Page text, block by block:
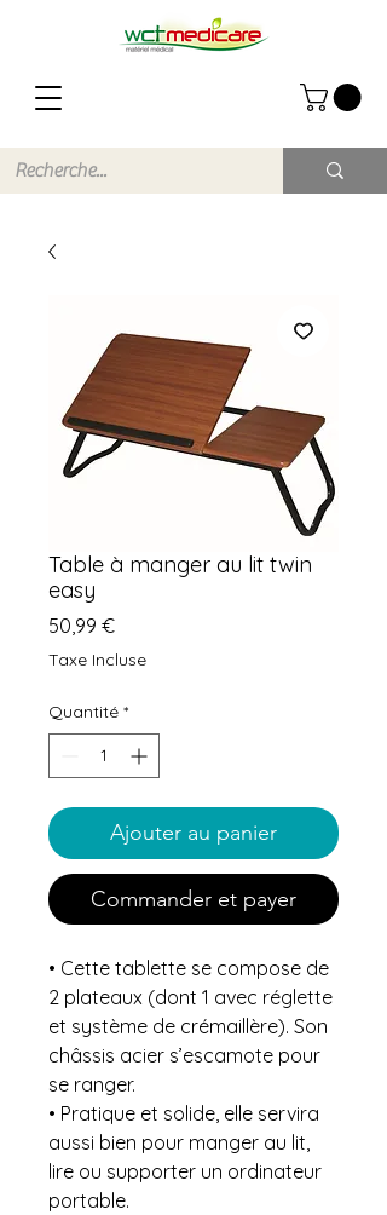
Table à manger au lit twin
easy
50,99 €Prix
Taxe Incluse
Quantité *
Ajouter au panier
Commander et payer
• Cette tablette se compose de
2 plateaux (dont 1 avec réglette
et système de crémaillère). Son
châssis acier s’escamote pour
se ranger.
• Pratique et solide, elle servira
aussi bien pour manger au lit,
lire ou supporter un ordinateur
portable.